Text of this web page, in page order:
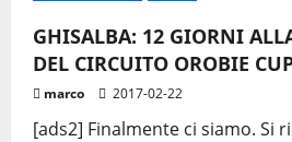
GHISALBA: 12 GIORNI
DEL CIRCUITO OROBIE
marco 2017-02-22
[ads2] Finalmente ci siamo. Si